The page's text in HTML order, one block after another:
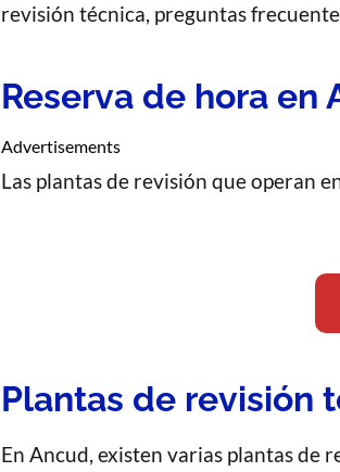
revisión técnica, preguntas
Reserva de hora en
Advertisements
Las plantas de revisión que operan
Plantas de revisión
En Ancud, existen varias plantas de